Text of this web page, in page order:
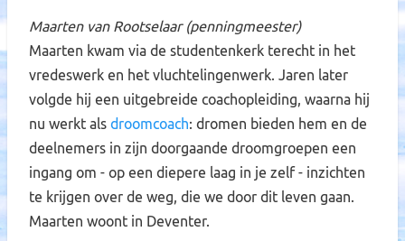
Maarten van Rootselaar (penningmeester)
Maarten kwam via de studentenkerk terecht in het
vredeswerk en het vluchtelingenwerk. Jaren later
volgde hij een uitgebreide coachopleiding, waarna hij
nu werkt als droomcoach: dromen bieden hem en de
deelnemers in zijn doorgaande droomgroepen een
ingang om - op een diepere laag in je zelf - inzichten
te krijgen over de weg, die we door dit leven gaan.
Maarten woont in Deventer.